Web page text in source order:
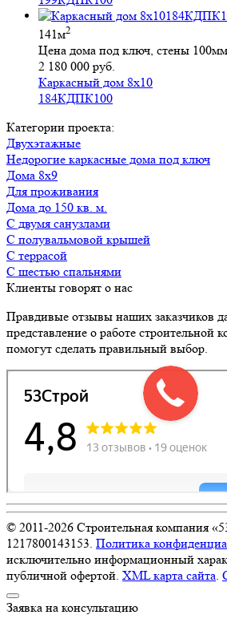
141м2
Цена дома под ключ, стены 100мм
2 180 000 руб.
Каркасный дом 8х10
184КДПК100
Категории проекта:
Двухэтажные
Недорогие каркасные дома под ключ
Дома 8х9
для проживания
Дома до 150 кв. м.
с двумя санузлами
с полувальмовой крышей
с террасой
с шестью спальнями
Клиенты говорят о нас
Правдивые отзывы наших заказчиков
представление о работе строительной
помогут сделать правильный выбор.
© 2011-2026 Строительная компания
1217800143153. Политика
исключительно информационный
публичной офертой. XML карта сайта.
Заявка на консультацию